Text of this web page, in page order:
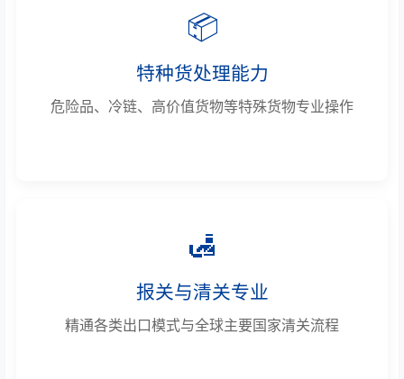
📦
特种货处理能力
危险品、冷链、高价值货物等特殊货物专业操作
🛃
报关与清关专业
精通各类出口模式与全球主要国家清关流程